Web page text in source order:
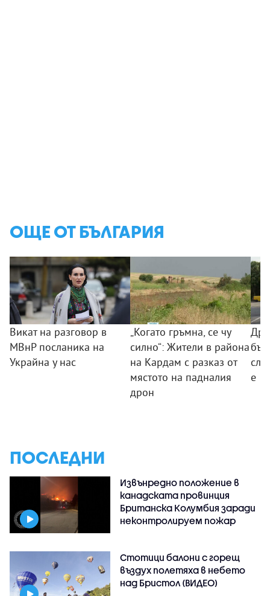
ОЩЕ ОТ БЪЛГАРИЯ
Викат на разговор в
МВнР посланика на
Украйна у нас
„Когато гръмна, се чу
силно“: Жители в района
на Кардам с разказ от
мястото на падналия
дрон
е
ПОСЛЕДНИ
Извънредно положение в
канадската провинция
Британска Колумбия заради
неконтролируем пожар
Стотици балони с горещ
въздух полетяха в небето
над Бристол (ВИДЕО)